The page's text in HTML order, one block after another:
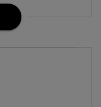
ΗΠΑ –